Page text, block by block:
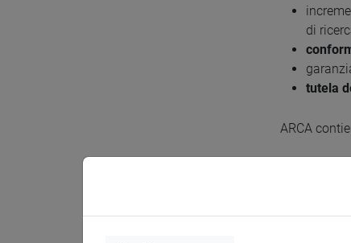
di
tutela
ARCA
Gli autori